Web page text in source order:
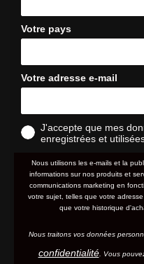
Votre pays
Votre adresse e-mail
J'accepte que mes
enregistrées et
Nous utilisons les e-mails et la
informations sur nos produits et
communications marketing en
votre sujet, telles que votre
que votre historique
Nous traitons vos données
confidentialité. Vous